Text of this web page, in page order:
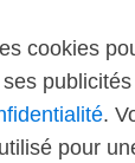
cookies
.
pour